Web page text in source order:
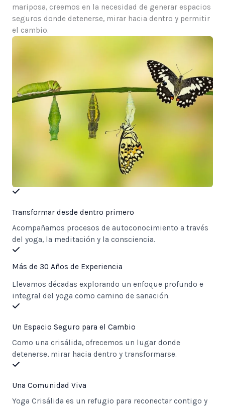
mariposa, creemos en la necesidad de generar espacios
seguros donde detenerse, mirar hacia dentro y permitir
el cambio.
Transformar desde dentro primero
Acompañamos procesos de autoconocimiento a través
del yoga, la meditación y la consciencia.
Más de 30 Años de Experiencia
Llevamos décadas explorando un enfoque profundo e
integral del yoga como camino de sanación.
Un Espacio Seguro para el Cambio
Como una crisálida, ofrecemos un lugar donde
detenerse, mirar hacia dentro y transformarse.
Una Comunidad Viva
Yoga Crisálida es un refugio para reconectar contigo y